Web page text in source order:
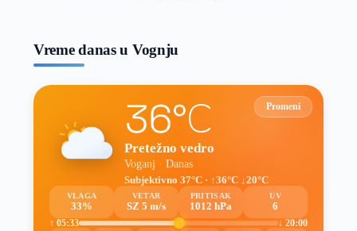
Vreme danas u Vognju
Promeni
36°C
Pretežno vedro
Voganj · Danas
Subjektivno 37°C · ↑36°C ↓20°C
VLAGA
33%
VETAR
SZ 5 m/s
PRITISAK
1012 hPa
UV
6
↑ 05:33
↓ 20:00